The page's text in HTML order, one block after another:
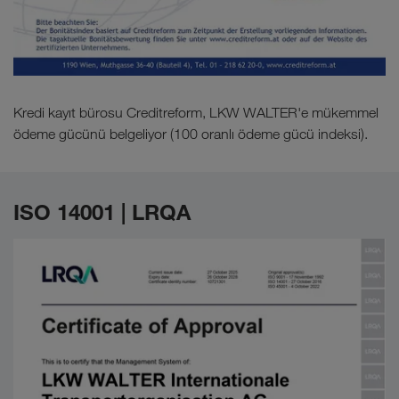
Kredi kayıt bürosu Creditreform, LKW WALTER'e mükemmel
ödeme gücünü belgeliyor (100 oranlı ödeme gücü indeksi).
ISO 14001 | LRQA